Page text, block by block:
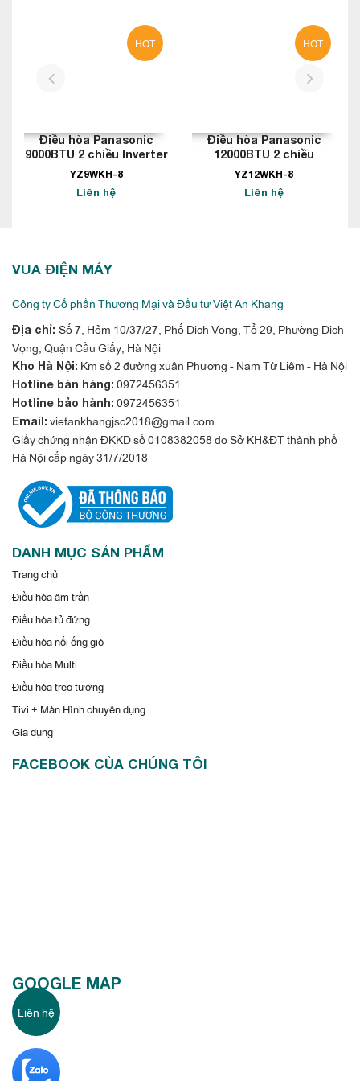
biến đổi protein của vi-rút cho đến khi chúng bị ức chế.
Lọc không khí hoàn toàn cho ngôi nhà của
luôn sạch sẽ và tươi mới 24/7 cho một cuộc sống chất lượng.
nhiều không gian. Ví dụ phòng khách, phòng ngủ, phòng học
Làm lạnh - Sưởi ấm hai chiều tiện dụng
Điều hòa Panasonic 18000BTU 2 chiều Inverter cao cấp
Z18VKH-8 sở hữu hai chiều làm lạnh, sưởi ấm. Điều này cực
kỳ tiện dụng cho nhiều gia đình có trẻ nhỏ. Ngoài ra cũng phù
hợp với thời tiết hai mùa của miền Bắc.
HOT
Điều hòa Panasonic
9000BTU 2 chiều Inverter
YZ9WKH-8
Liên hệ
HOT
Điều hòa Panasonic
12000BTU 2 chiều
Inverter
YZ12WKH-8
Liên hệ
VUA ĐIỆN MÁY
Công ty Cổ phần Thương Mại và Đầu tư Việt An Khang
Địa chỉ: Số 7, Hẻm 10/37/27, Phố Dịch Vọng, Tổ 29, Phường Dịch
Vọng, Quận Cầu Giấy, Hà Nội
Kho Hà Nội: Km số 2 đường xuân Phương - Nam Từ Liêm - Hà Nội
Hotline bán hàng: 0972456351
Hotline bảo hành: 0972456351
Email: vietankhangjsc2018@gmail.com
Giấy chứng nhận ĐKKD số 0108382058 do Sở KH&ĐT thành phố
Hà Nội cấp ngày 31/7/2018
DANH MỤC SẢN PHẨM
Trang chủ
Điều hòa âm trần
Điều hòa tủ đứng
Điều hòa nối ống gió
Điều hòa Multi
Điều hòa treo tường
Tivi + Màn Hình chuyên dụng
Gia dụng
FACEBOOK CỦA CHÚNG TÔI
GOOGLE MAP
Liên hệ